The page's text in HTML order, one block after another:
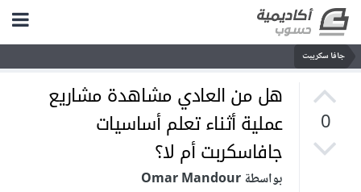
جافا سكريبت
0
هل من العادي مشاهدة مشاريع
عملية أثناء تعلم أساسيات
جافاسكربت أم لا؟
بواسطة Omar Mandour